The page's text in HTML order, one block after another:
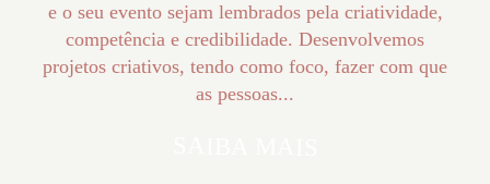
e o seu evento sejam lembrados pela criatividade,
competência e credibilidade. Desenvolvemos
projetos criativos, tendo como foco, fazer com que
as pessoas...